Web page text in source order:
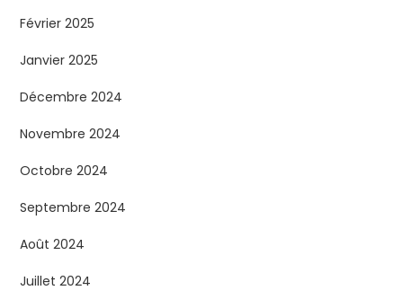
Février 2025
Janvier 2025
Décembre 2024
Novembre 2024
Octobre 2024
Septembre 2024
Août 2024
Juillet 2024